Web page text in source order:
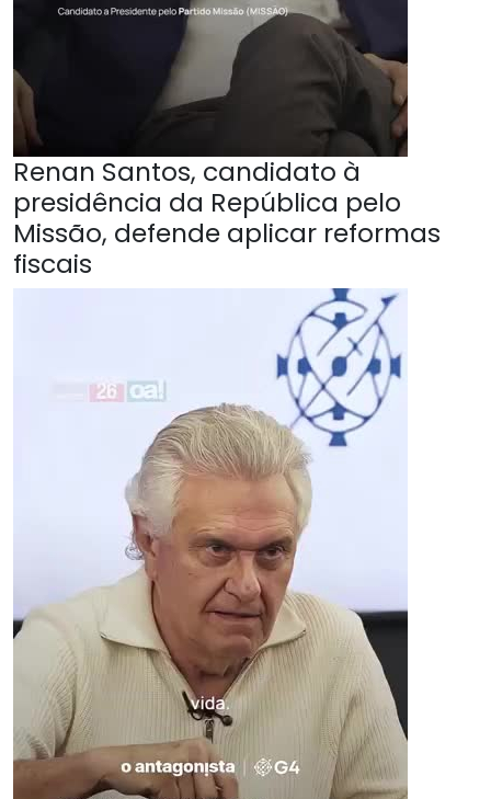
Renan Santos, candidato à
presidência da República pelo
Missão, defende aplicar reformas
fiscais